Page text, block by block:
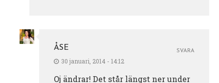
ÅSE
30 januari, 2014 - 14:12
Oj ändrar! Det står längst ner under
SVARA